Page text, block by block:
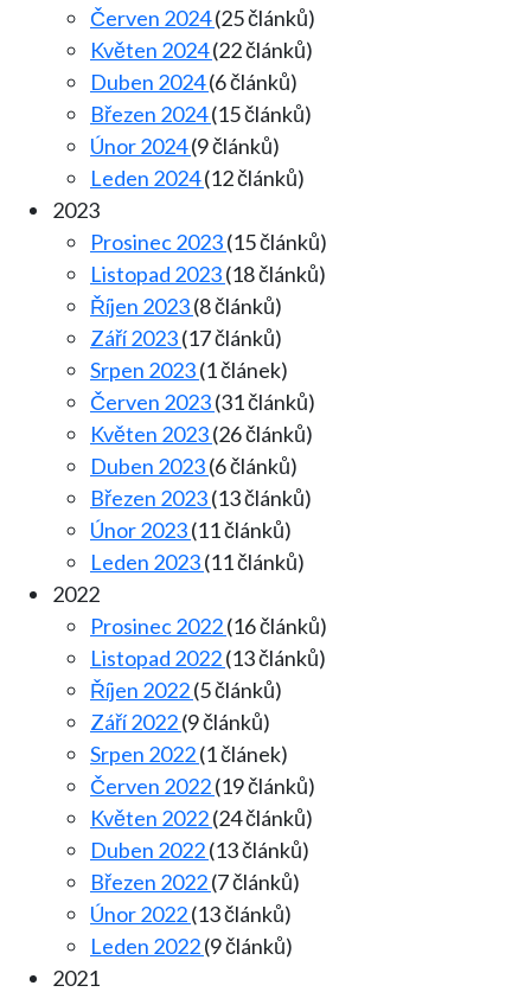
Červen 2024(25 článků)
Květen 2024(22 článků)
Duben 2024(6 článků)
Březen 2024(15 článků)
Únor 2024(9 článků)
Leden 2024(12 článků)
2023
Prosinec 2023(15 článků)
Listopad 2023(18 článků)
Říjen 2023(8 článků)
Září 2023(17 článků)
Srpen 2023(1 článek)
Červen 2023(31 článků)
Květen 2023(26 článků)
Duben 2023(6 článků)
Březen 2023(13 článků)
Únor 2023(11 článků)
Leden 2023(11 článků)
2022
Prosinec 2022(16 článků)
Listopad 2022(13 článků)
Říjen 2022(5 článků)
Září 2022(9 článků)
Srpen 2022(1 článek)
Červen 2022(19 článků)
Květen 2022(24 článků)
Duben 2022(13 článků)
Březen 2022(7 článků)
Únor 2022(13 článků)
Leden 2022(9 článků)
2021